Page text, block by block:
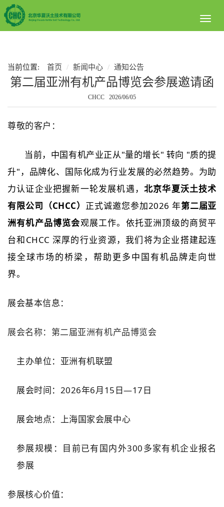
Toggle
当前位置: 首页 新闻中心 通知公告
第二届亚洲有机产品博览会参展邀请函
CHCC 2026/06/05
尊敬的客户：
当前，中国有机产业正从"量的增长" 转向 "质的提
升"，品牌化、国际化成为行业发展的必然趋势。为助
力认证企业把握新一轮发展机遇，北京华夏沃土技术
有限公司（CHCC） 正式诚邀您参加2026 年第二届亚
洲有机产品博览会观展工作。依托亚洲顶级的商贸平
台和CHCC 深厚的行业资源，我们将为企业搭建起连
接全球市场的桥梁，帮助更多中国有机品牌走向世
界。
展会基本信息：
展会名称：第二届亚洲有机产品博览会
主办单位：亚洲有机联盟
展会时间：2026年6月15日—17日
展会地点：上海国家会展中心
参展规模：目前已有国内外300多家有机企业报名
参展
参展核心价值：